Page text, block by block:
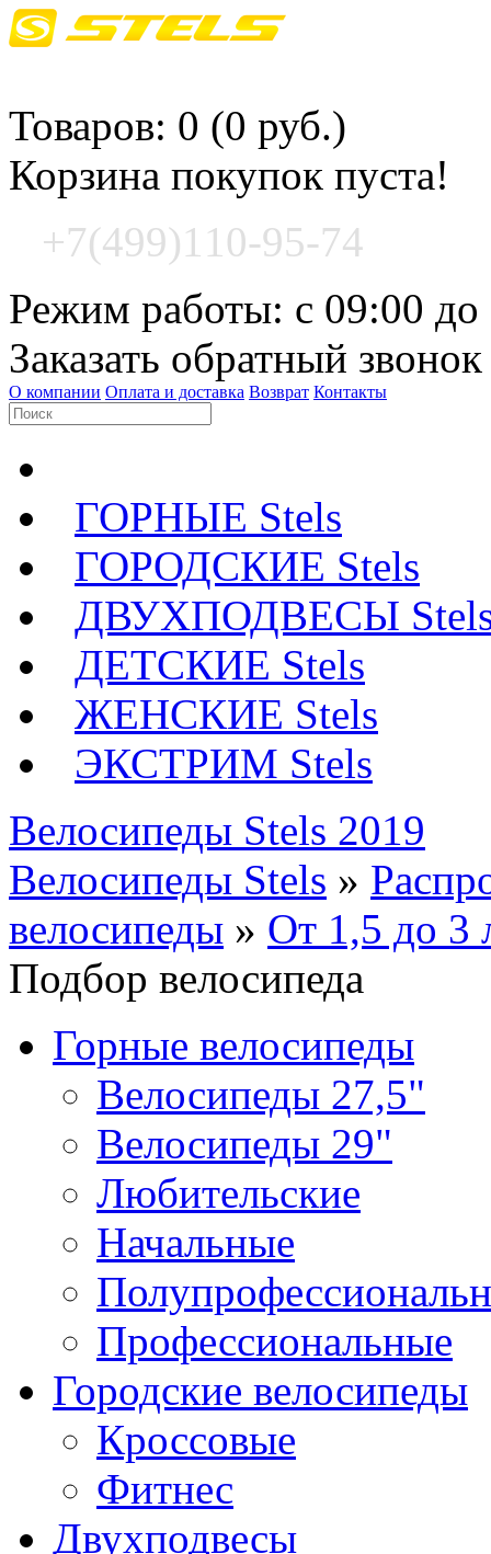
Товаров: 0 (0 руб.)
Корзина покупок пуста!
+7(499)110-95-74
Режим работы: с 09:00 до
Заказать обратный звонок
О компании Оплата и доставка Возврат Контакты
ГОРНЫЕ Stels
ГОРОДСКИЕ Stels
ДВУХПОДВЕСЫ
ДЕТСКИЕ Stels
ЖЕНСКИЕ Stels
ЭКСТРИМ Stels
Велосипеды Stels 2019
Велосипеды Stels »
велосипеды » От 1,5 до 3
Подбор велосипеда
Горные велосипеды
Велосипеды 27,5"
Велосипеды 29"
Любительские
Начальные
Профессиональные
Городские велосипеды
Кроссовые
Фитнес
Двухподвесы